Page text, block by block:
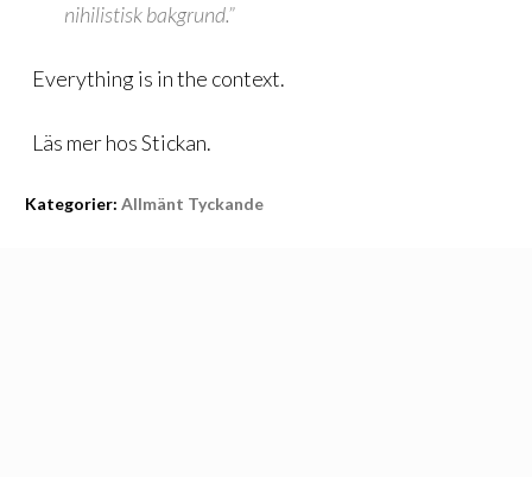
nihilistisk bakgrund.”
Everything is in the context.
Läs mer hosStickan.
Kategorier: Allmänt Tyckande